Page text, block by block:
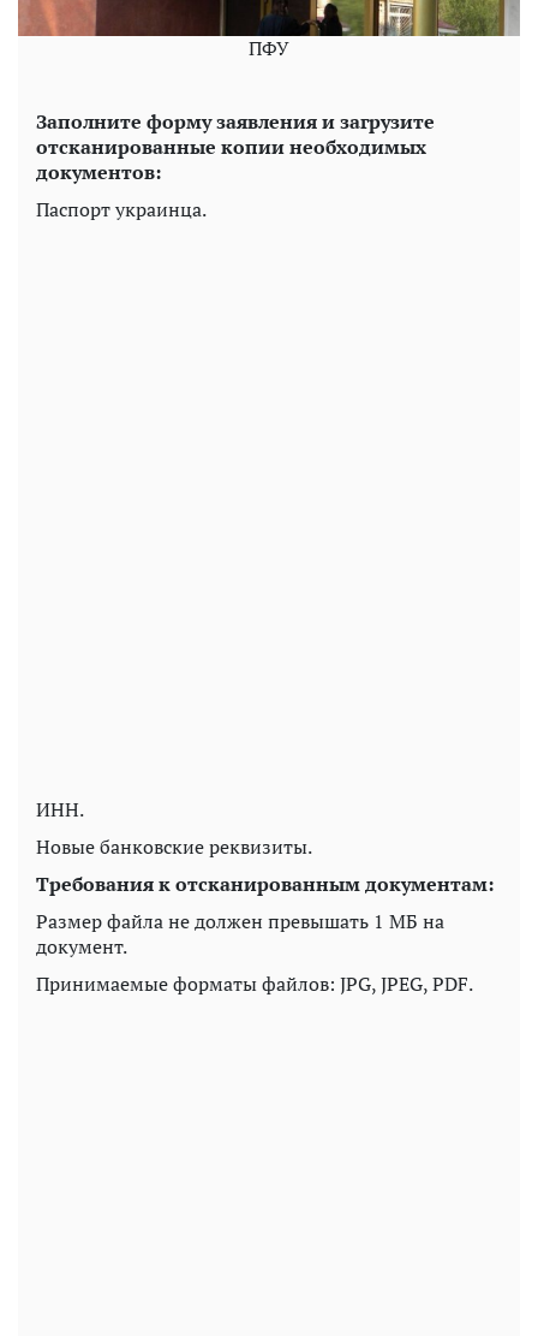
ПФУ
Заполните форму заявления и загрузите
отсканированные копии необходимых
документов:
Паспорт украинца.
ИНН.
Новые банковские реквизиты.
Требования к отсканированным документам:
Размер файла не должен превышать 1 МБ на
документ.
Принимаемые форматы файлов: JPG, JPEG, PDF.